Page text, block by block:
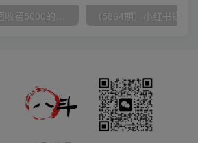
（5419期）外面收费5000的曝光王TG飞机群发多功能脚本，号称日发十万条【脚本+教程】